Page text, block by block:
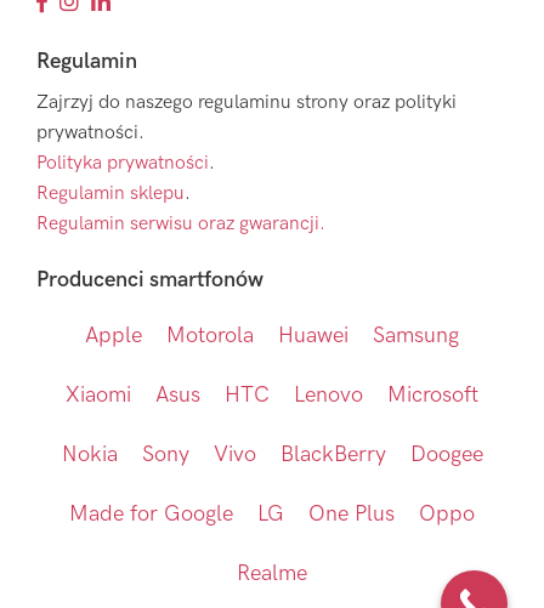
Regulamin
Zajrzyj do naszego regulaminu strony oraz polityki
prywatności.
Polityka prywatności.
Regulamin sklepu.
Regulamin serwisu oraz gwarancji.
Producenci smartfonów
Apple Motorola Huawei Samsung
Xiaomi Asus HTC Lenovo Microsoft
Nokia Sony Vivo BlackBerry Doogee
Made for Google LG One Plus Oppo
Realme